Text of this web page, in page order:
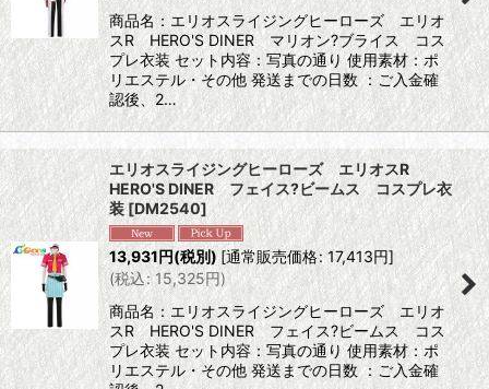
商品名：エリオスライジングヒーローズ エリオ
スR HERO'S DINER マリオン?ブライス コス
プレ衣装 セット内容：写真の通り 使用素材：ポ
リエステル・その他 発送までの日数 ：ご入金確
認後、2…
エリオスライジングヒーローズ エリオスR
HERO'S DINER フェイス?ビームス コスプレ衣
装[DM2540]
13,931円(税別) [通常販売価格: 17,413円]
(税込: 15,325円)
商品名：エリオスライジングヒーローズ エリオ
スR HERO'S DINER フェイス?ビームス コス
プレ衣装 セット内容：写真の通り 使用素材：ポ
リエステル・その他 発送までの日数 ：ご入金確